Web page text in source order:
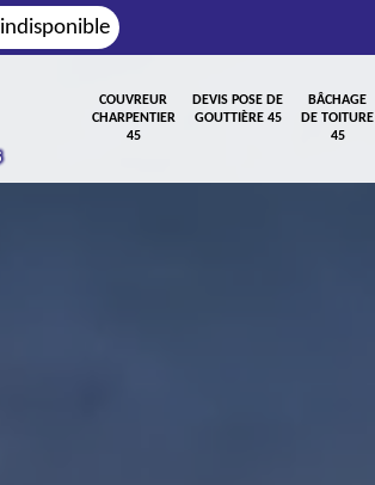
indisponible
COUVREUR
CHARPENTIER
45
DEVIS POSE DE
GOUTTIÈRE 45
BÂCHAGE
DE TOITURE
45